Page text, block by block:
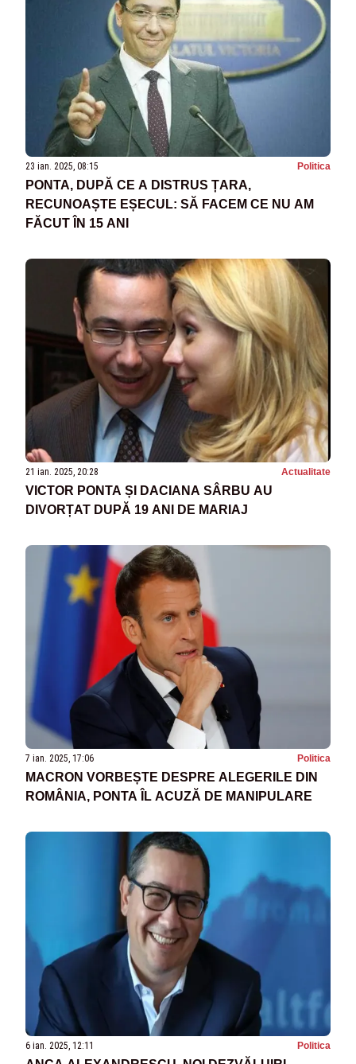
23 ian. 2025, 08:15 Politica
PONTA, DUPĂ CE A DISTRUS ȚARA,
RECUNOAȘTE EȘECUL: SĂ FACEM CE NU AM
FĂCUT ÎN 15 ANI
21 ian. 2025, 20:28 Actualitate
VICTOR PONTA ȘI DACIANA SÂRBU AU
DIVORȚAT DUPĂ 19 ANI DE MARIAJ
7 ian. 2025, 17:06 Politica
MACRON VORBEȘTE DESPRE ALEGERILE DIN
ROMÂNIA, PONTA ÎL ACUZĂ DE MANIPULARE
6 ian. 2025, 12:11 Politica